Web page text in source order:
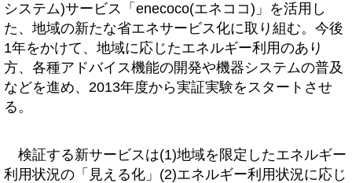
システム)サービス「enecoco(エネココ)」を活用し
た、地域の新たな省エネサービス化に取り組む。今後
1年をかけて、地域に応じたエネルギー利用のあり
方、各種アドバイス機能の開発や機器システムの普及
などを進め、2013年度から実証実験をスタートさせ
る。
検証する新サービスは(1)地域を限定したエネルギー
利用状況の「見える化」(2)エネルギー利用状況に応じ